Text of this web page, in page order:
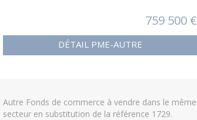
759 500 €
DÉTAIL PME-AUTRE
Autre Fonds de commerce à vendre dans le même
secteur en substitution de la référence 1729.